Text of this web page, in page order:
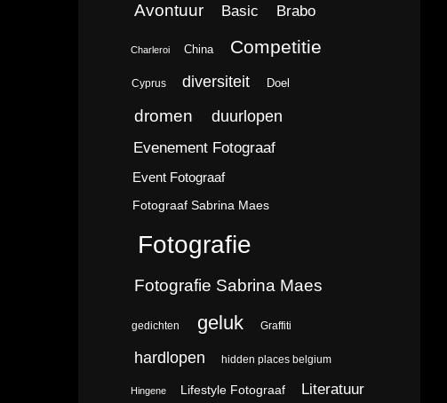
Avontuur Basic Brabo
Charleroi China Competitie
Cyprus diversiteit Doel
dromen duurlopen
Evenement Fotograaf
Event Fotograaf
Fotograaf Sabrina Maes
Fotografie
Fotografie Sabrina Maes
gedichten geluk Graffiti
hardlopen hidden places belgium
Hingene Lifestyle Fotograaf Literatuur